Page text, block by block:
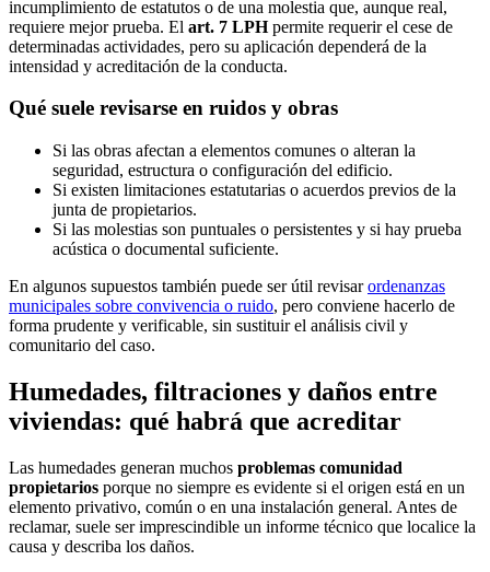
incumplimiento de estatutos o de una molestia que, aunque real,
requiere mejor prueba. El art. 7 LPHpermite requerir el cese de
determinadas actividades, pero su aplicación dependerá de la
intensidad y acreditación de la conducta.
Qué suele revisarse en ruidos y obras
Si las obras afectan a elementos comunes o alteran la
seguridad, estructura o configuración del edificio.
Si existen limitaciones estatutarias o acuerdos previos de la
junta de propietarios.
Si las molestias son puntuales o persistentes y si hay prueba
acústica o documental suficiente.
En algunos supuestos también puede ser útil revisarordenanzas
municipales sobre convivencia o ruido, pero conviene hacerlo de
forma prudente y verificable, sin sustituir el análisis civil y
comunitario del caso.
Humedades, filtraciones y daños entre
viviendas: qué habrá que acreditar
Las humedades generan muchos problemas comunidad
propietarios porque no siempre es evidente si el origen está en un
elemento privativo, común o en una instalación general. Antes de
reclamar, suele ser imprescindible un informe técnico que localice la
causa y describa los daños.